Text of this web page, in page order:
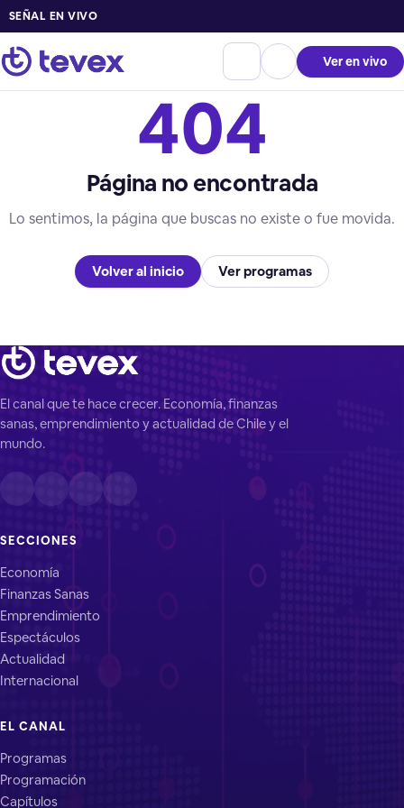
SEÑAL EN VIVO
Ver en vivo
404
Página no encontrada
Lo sentimos, la página que buscas no existe o fue movida.
Volver al inicio Ver programas
El canal que te hace crecer. Economía, finanzas
sanas, emprendimiento y actualidad de Chile y el
mundo.
SECCIONES
Economía
Finanzas Sanas
Emprendimiento
Espectáculos
Actualidad
Internacional
EL CANAL
Programas
Programación
Capítulos